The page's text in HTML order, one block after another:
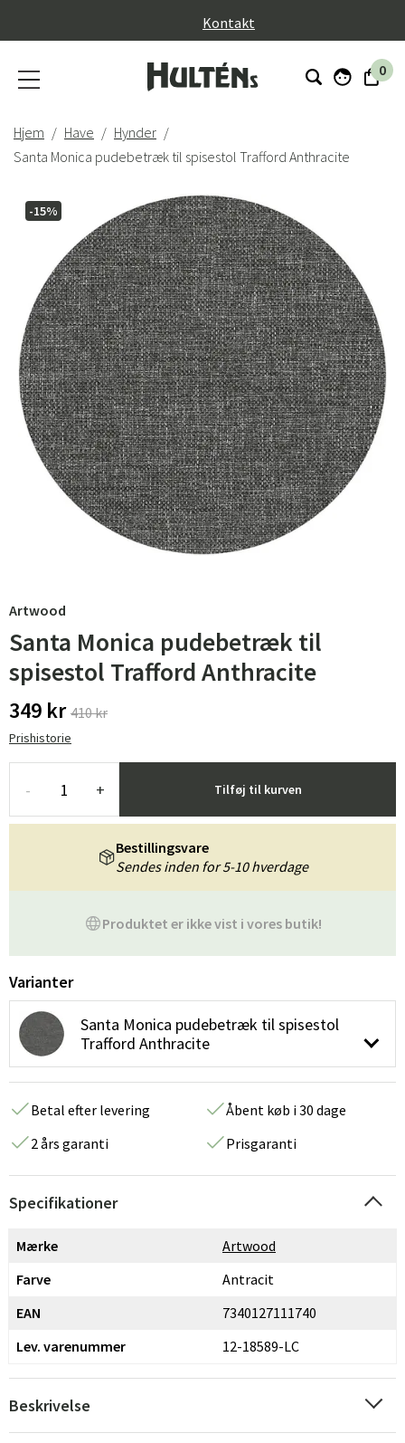
Kontakt
0
Hjem Have
Hynder
Santa Monica pudebetræk til spisestol Trafford Anthracite
-15%
Artwood
Santa Monica pudebetræk til
spisestol Trafford Anthracite
349 kr 410 kr
Prishistorie
- + Tilføj til kurven
Produktet er ikke vist i vores butik!
Bestillingsvare
Sendes inden for 5-10 hverdage
Varianter
Santa Monica pudebetræk til spisestol
Trafford Anthracite
Betal efter levering
Åbent køb i 30 dage
2 års garanti
Prisgaranti
Specifikationer
Mærke
Artwood
Farve
Antracit
EAN
7340127111740
Lev. varenummer
12-18589-LC
Beskrivelse